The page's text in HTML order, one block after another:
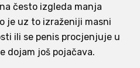
često izgleda manja
je uz to izraženiji masni
ili se penis procjenjuje u
dojam još pojačava.